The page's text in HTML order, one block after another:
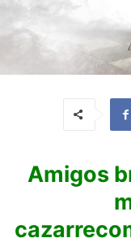
Amigos